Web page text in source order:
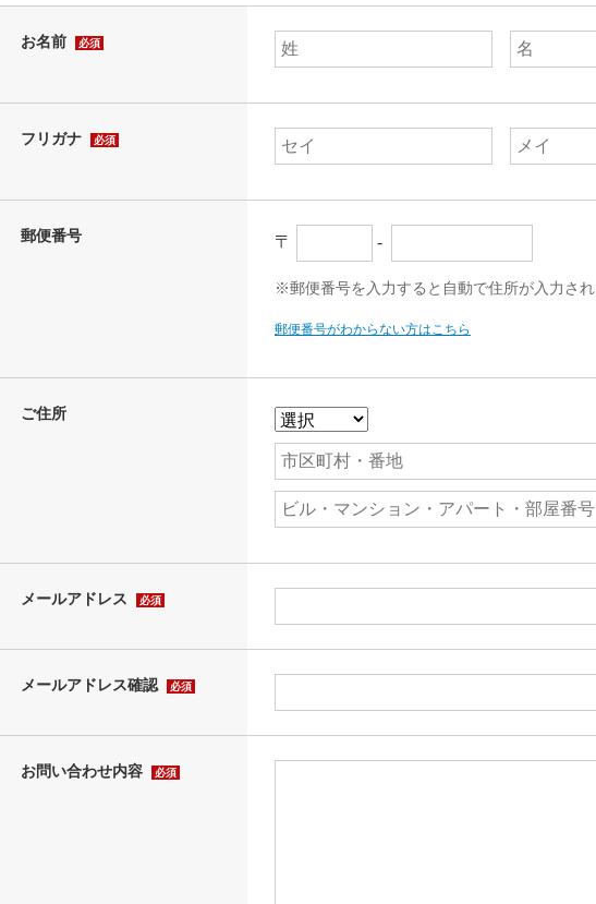
お名前 必須
フリガナ 必須
郵便番号 〒 -
※郵便番号を入力すると自動で住所が入力さ
郵便番号がわからない方はこちら
ご住所
メールアドレス 必須
メールアドレス確認 必須
お問い合わせ内容 必須